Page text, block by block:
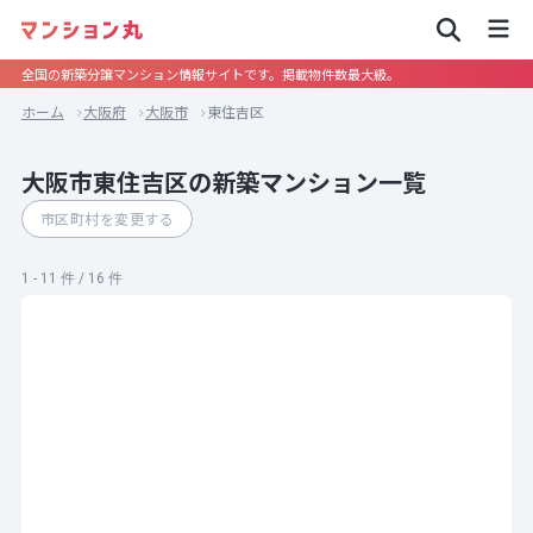
全国の新築分譲マンション情報サイトです。掲載物件数最大級。
ホーム 大阪府 大阪市 東住吉区
大阪市東住吉区の新築マンション一覧
市区町村を変更する
1 - 11 件 / 16 件